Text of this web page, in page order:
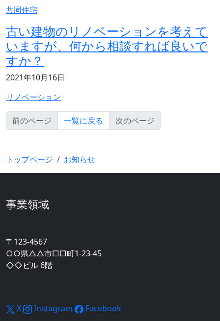
記事のカテゴリ
共同住宅
古い建物のリノベーションを考えて
いますが、何から相談すれば良いで
すか？
記事の公開日
2021年10月16日
記事のカテゴリ
リノベーション
前のページ 一覧に戻る 次のページ
トップページ お知らせ
リノベーション
事業領域
〒123-4567
○○県△△市□□町1-23-45
◇◇ビル 6階
X Instagram Facebook